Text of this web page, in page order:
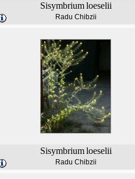
Sisymbrium loeselii
Radu Chibzii
Sisymbrium loeselii
Radu Chibzii